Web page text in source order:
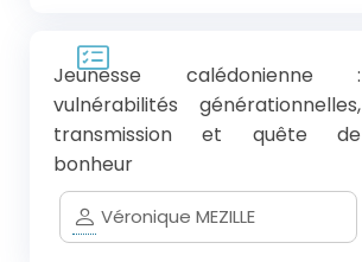
Jeunesse calédonienne :
vulnérabilités générationnelles,
transmission et quête de
bonheur
Véronique MEZILLE